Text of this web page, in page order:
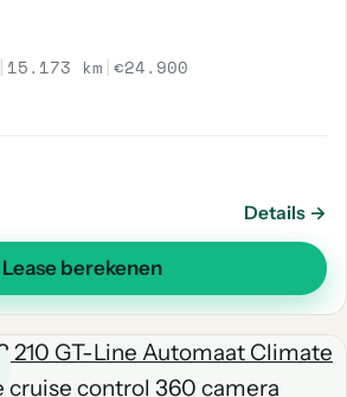
| 15.173 km |€24.900
Details →
Lease berekenen